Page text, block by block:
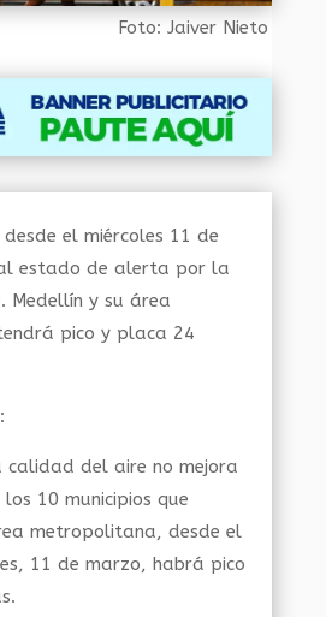
Foto: Jaiver Nieto
el miércoles 11 de
estado de alerta por la
Medellín y su área
pico y placa 24
calidad del aire no mejora
10 municipios que
metropolitana, desde el
11 de marzo, habrá pico